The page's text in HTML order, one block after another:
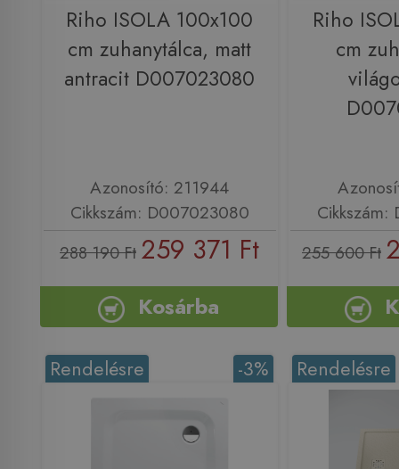
Riho ISOLA 100x100
cm zuhanytálca, matt
antracit D007023080
Azonosító: 211944
Cikkszám: D007023080
288 190 Ft 259 371 Ft
Kosárba
Riho
cm
255 600 Ft
-3%
Rendelésre Rendelésre